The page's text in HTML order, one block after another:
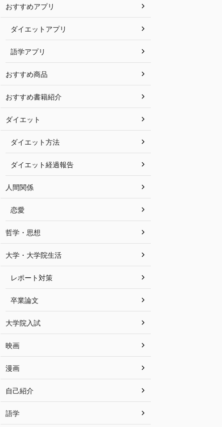
おすすめアプリ
ダイエットアプリ
語学アプリ
おすすめ商品
おすすめ書籍紹介
ダイエット
ダイエット方法
ダイエット経過報告
人間関係
恋愛
哲学・思想
大学・大学院生活
レポート対策
卒業論文
大学院入試
映画
漫画
自己紹介
語学